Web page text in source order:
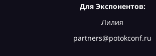
Для Экспонентов:
Лилия
partners@potokconf.ru